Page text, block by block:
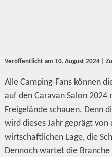
Veröffentlicht am 10. August 2024|
Alle Camping-Fans können
auf den Caravan Salon
Freigelände schauen. Denn
wird dieses Jahr geprägt von
wirtschaftlichen Lage, die
Dennoch wartet die